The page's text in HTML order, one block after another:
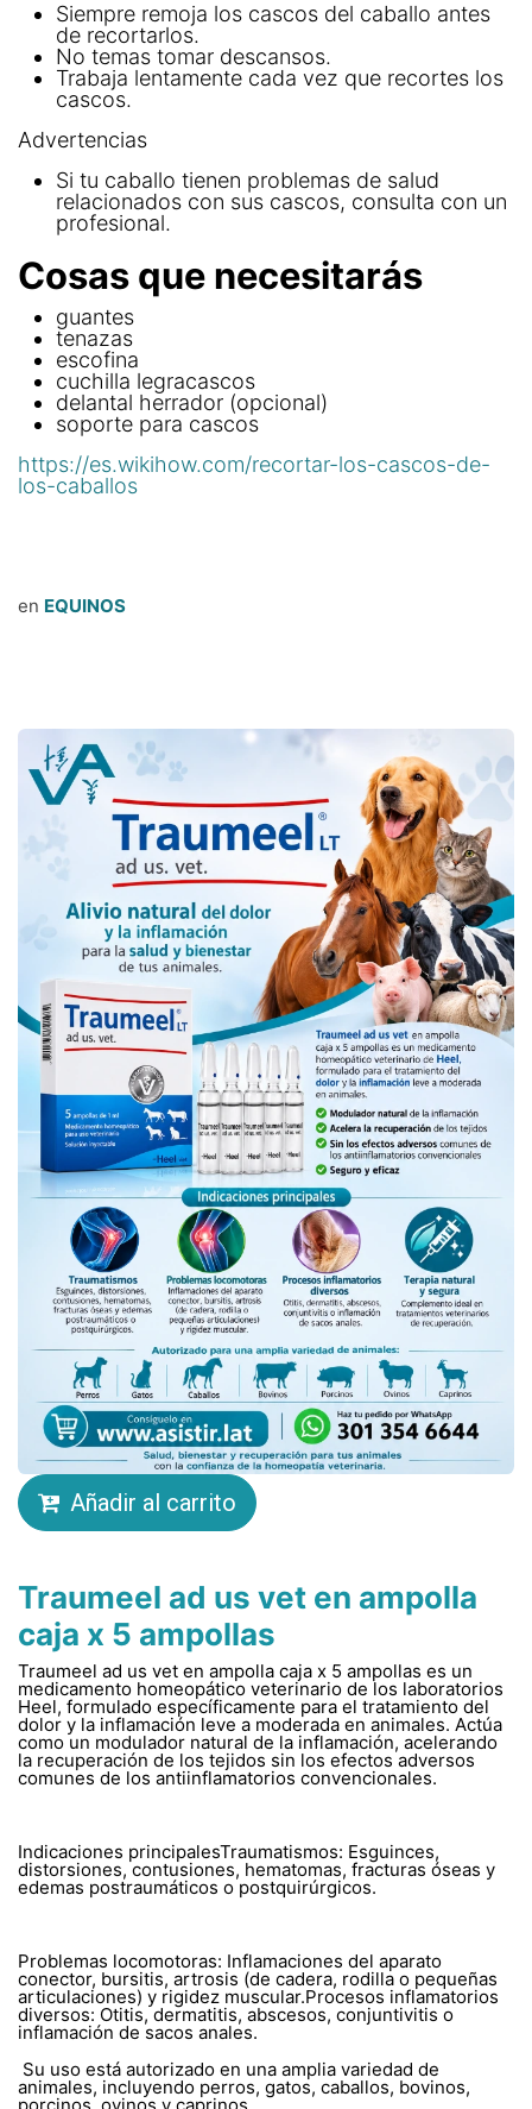
Siempre remoja los cascos del caballo antes
de recortarlos.
No temas tomar descansos.
Trabaja lentamente cada vez que recortes los
cascos.
Advertencias
Si tu caballo tienen problemas de salud
relacionados con sus cascos, consulta con un
profesional.
Cosas que necesitarás
guantes
tenazas
escofina
cuchilla legracascos
delantal herrador (opcional)
soporte para cascos
https://es.wikihow.com/recortar-los-cascos-de-
los-caballos
en EQUINOS
Añadir al carrito
Traumeel ad us vet en ampolla
caja x 5 ampollas
Traumeel ad us vet en ampolla caja x 5 ampollas es un
medicamento homeopático veterinario de los laboratorios
Heel, formulado específicamente para el tratamiento del
dolor y la inflamación leve a moderada en animales. Actúa
como un modulador natural de la inflamación, acelerando
la recuperación de los tejidos sin los efectos adversos
comunes de los antiinflamatorios convencionales.
Indicaciones principalesTraumatismos: Esguinces,
distorsiones, contusiones, hematomas, fracturas óseas y
edemas postraumáticos o postquirúrgicos.
Problemas locomotoras: Inflamaciones del aparato
conector, bursitis, artrosis (de cadera, rodilla o pequeñas
articulaciones) y rigidez muscular.Procesos inflamatorios
diversos: Otitis, dermatitis, abscesos, conjuntivitis o
inflamación de sacos anales.
Su uso está autorizado en una amplia variedad de
animales, incluyendo perros, gatos, caballos, bovinos,